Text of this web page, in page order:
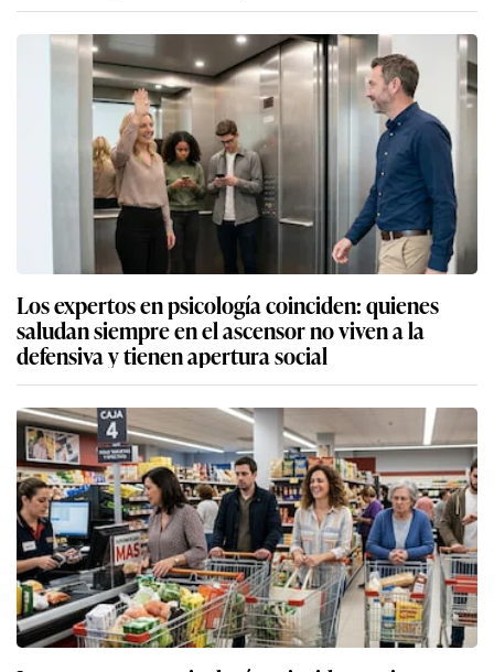
Los expertos en psicología coinciden: quienes
saludan siempre en el ascensor no viven a la
defensiva y tienen apertura social